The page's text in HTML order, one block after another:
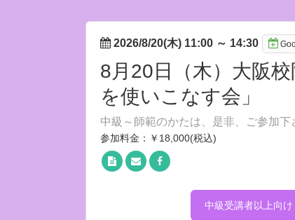
2026/8/20(木) 11:00 ～ 14:30
8月20日（木）大阪
を使いこなす会」
中級～師範のかたは、是非、ご参加下
参加料金：￥18,000(税込)
中級受講者以上向